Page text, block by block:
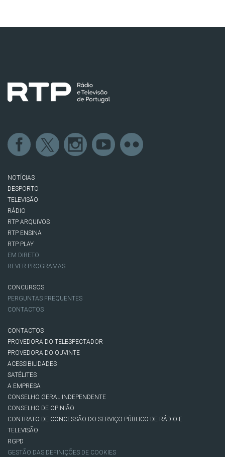
NOTÍCIAS
DESPORTO
TELEVISÃO
RÁDIO
RTP ARQUIVOS
RTP ENSINA
RTP PLAY
EM DIRETO
REVER PROGRAMAS
CONCURSOS
PERGUNTAS FREQUENTES
CONTACTOS
CONTACTOS
PROVEDORA DO TELESPECTADOR
PROVEDORA DO OUVINTE
ACESSIBILIDADES
SATÉLITES
A EMPRESA
CONSELHO GERAL INDEPENDENTE
CONSELHO DE OPINIÃO
CONTRATO DE CONCESSÃO DO SERVIÇO PÚBLICO DE RÁDIO E
TELEVISÃO
RGPD
GESTÃO DAS DEFINIÇÕES DE COOKIES